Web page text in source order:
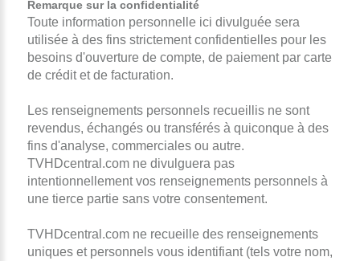
Remarque sur la confidentialité
Toute information personnelle ici divulguée sera
utilisée à des fins strictement confidentielles pour les
besoins d'ouverture de compte, de paiement par carte
de crédit et de facturation.
Les renseignements personnels recueillis ne sont
revendus, échangés ou transférés à quiconque à des
fins d'analyse, commerciales ou autre.
TVHDcentral.com ne divulguera pas
intentionnellement vos renseignements personnels à
une tierce partie sans votre consentement.
TVHDcentral.com ne recueille des renseignements
uniques et personnels vous identifiant (tels votre nom,